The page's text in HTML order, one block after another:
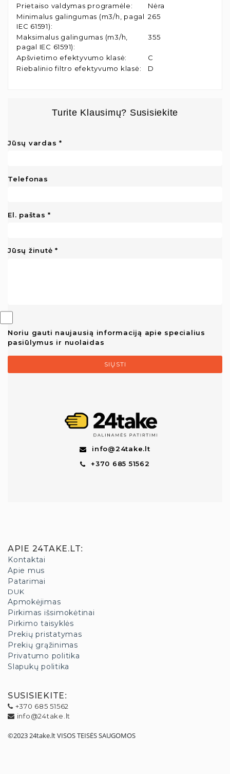
Prietaiso valdymas programėle:
Nėra
Minimalus galingumas (m3/h, pagal
IEC 61591):
265
Maksimalus galingumas (m3/h,
pagal IEC 61591):
355
Apšvietimo efektyvumo klasė:
C
Riebalinio filtro efektyvumo klasė: D
Turite Klausimų? Susisiekite
Jūsų vardas
Telefonas
El. paštas
Jūsų žinutė
Noriu gauti naujausią informaciją apie specialius
pasiūlymus ir nuolaidas
SIŲSTI
info@24take.lt
+370 685 51562
APIE 24TAKE.LT:
Kontaktai
Apie mus
Patarimai
DUK
Apmokėjimas
Pirkimas išsimokėtinai
Pirkimo taisyklės
Prekių pristatymas
Prekių grąžinimas
Privatumo politika
Slapukų politika
SUSISIEKITE:
+370 685 51562
info@24take.lt
©2023 24take.lt VISOS TEISĖS SAUGOMOS